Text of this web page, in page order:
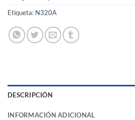
Etiqueta: N320A
DESCRIPCIÓN
INFORMACIÓN ADICIONAL